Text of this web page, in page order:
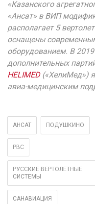
«Казанского
«Ансат» в ВИП
располагает 5
оснащены
оборудованием. В
дополнительных
HELIMED(«ХелиМед»)
авиа-медицинским
АНСАТ ПОДУШКИНО
РВС
РУССКИЕ ВЕРТОЛЕТНЫЕ
СИСТЕМЫ
САНАВИАЦИЯ